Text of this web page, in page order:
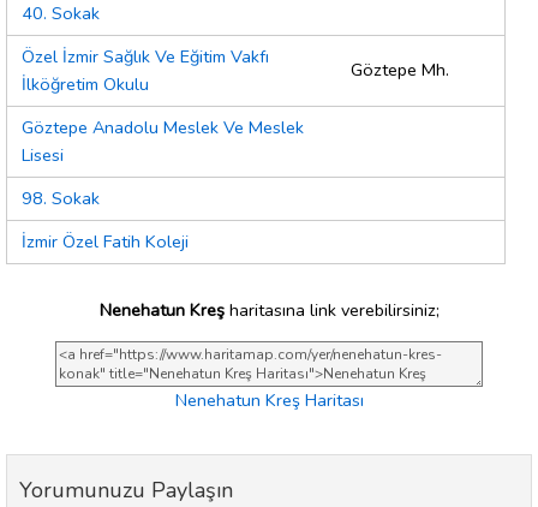
40. Sokak
Özel İzmir Sağlık Ve Eğitim Vakfı
İlköğretim Okulu
Göztepe Mh.
Göztepe Anadolu Meslek Ve Meslek
Lisesi
98. Sokak
İzmir Özel Fatih Koleji
Nenehatun Kreşharitasına link verebilirsiniz;
Nenehatun Kreş Haritası
Yorumunuzu Paylaşın